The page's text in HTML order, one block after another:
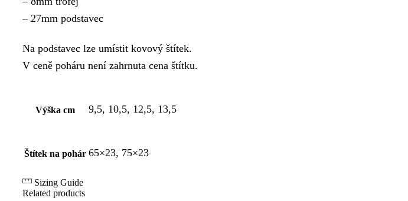
– 27mm podstavec
Na podstavec lze umístit kovový štítek.
V ceně poháru není zahrnuta cena štítku.
Výška cm 9,5, 10,5, 12,5, 13,5
Štítek na pohár 65×23, 75×23
Sizing Guide
Related products